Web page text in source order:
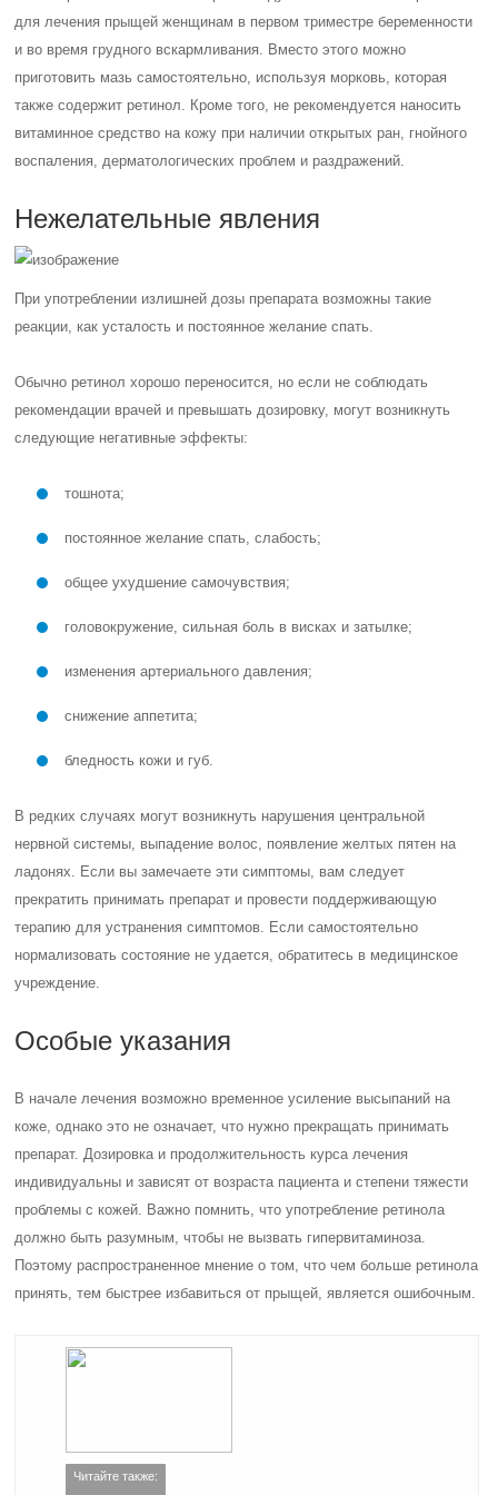
для лечения прыщей женщинам в первом триместре беременности
и во время грудного вскармливания. Вместо этого можно
приготовить мазь самостоятельно, используя морковь, которая
также содержит ретинол. Кроме того, не рекомендуется наносить
витаминное средство на кожу при наличии открытых ран, гнойного
воспаления, дерматологических проблем и раздражений.
Нежелательные явления
При употреблении излишней дозы препарата возможны такие
реакции, как усталость и постоянное желание спать.
Обычно ретинол хорошо переносится, но если не соблюдать
рекомендации врачей и превышать дозировку, могут возникнуть
следующие негативные эффекты:
тошнота;
постоянное желание спать, слабость;
общее ухудшение самочувствия;
головокружение, сильная боль в висках и затылке;
изменения артериального давления;
снижение аппетита;
бледность кожи и губ.
В редких случаях могут возникнуть нарушения центральной
нервной системы, выпадение волос, появление желтых пятен на
ладонях. Если вы замечаете эти симптомы, вам следует
прекратить принимать препарат и провести поддерживающую
терапию для устранения симптомов. Если самостоятельно
нормализовать состояние не удается, обратитесь в медицинское
учреждение.
Особые указания
В начале лечения возможно временное усиление высыпаний на
коже, однако это не означает, что нужно прекращать принимать
препарат. Дозировка и продолжительность курса лечения
индивидуальны и зависят от возраста пациента и степени тяжести
проблемы с кожей. Важно помнить, что употребление ретинола
должно быть разумным, чтобы не вызвать гипервитаминоза.
Поэтому распространенное мнение о том, что чем больше ретинола
принять, тем быстрее избавиться от прыщей, является ошибочным.
Читайте также: